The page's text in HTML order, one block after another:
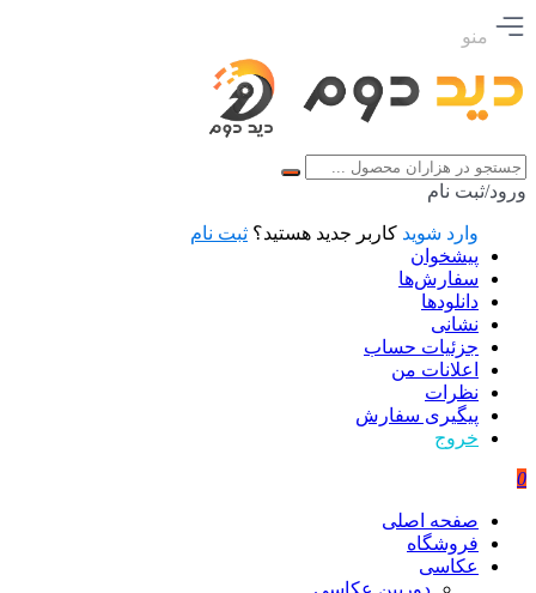
منو
ورود/ثبت نام
وارد شوید کاربر جدید هستید؟ ثبت نام
پیشخوان
سفارش‌ها
دانلودها
نشانی
جزئیات حساب
اعلانات من
نظرات
پیگیری سفارش
خروج
0
صفحه اصلی
فروشگاه
عکاسی
دوربین عکاسی